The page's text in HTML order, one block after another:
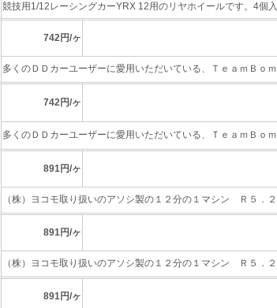
競技用1/12レーシングカーYRX 12用のリヤホイールです。4個
742円/ヶ
多くのＤＤカーユーザーに愛用いただいている、ＴｅａｍＢｏ
742円/ヶ
多くのＤＤカーユーザーに愛用いただいている、ＴｅａｍＢｏ
891円/ヶ
（株）ヨコモ取り扱いのアソシ製の１２分の１マシン Ｒ５．
891円/ヶ
（株）ヨコモ取り扱いのアソシ製の１２分の１マシン Ｒ５．
891円/ヶ